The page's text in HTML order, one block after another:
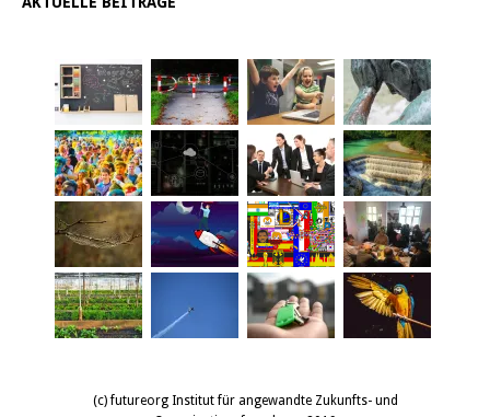
(c) futureorg Institut für angewandte Zukunfts- und